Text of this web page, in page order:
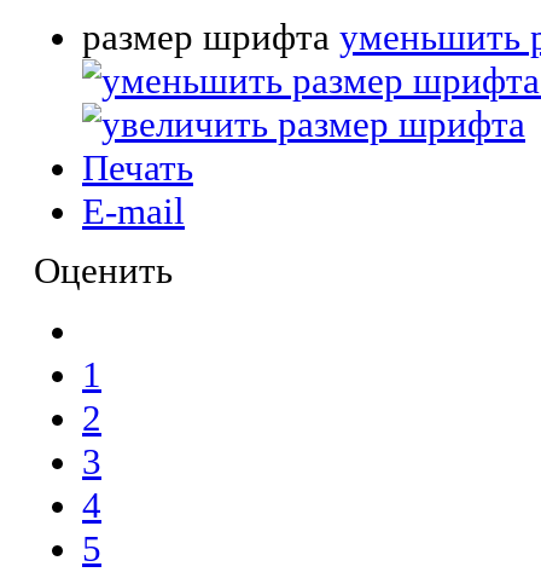
размер шрифта уменьшить
Печать
E-mail
Оценить
1
2
3
4
5